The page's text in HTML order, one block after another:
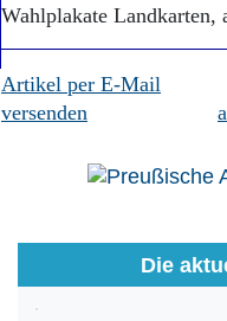
Wahlplakate Landkarten,
Artikel per E-Mail
versenden
Die